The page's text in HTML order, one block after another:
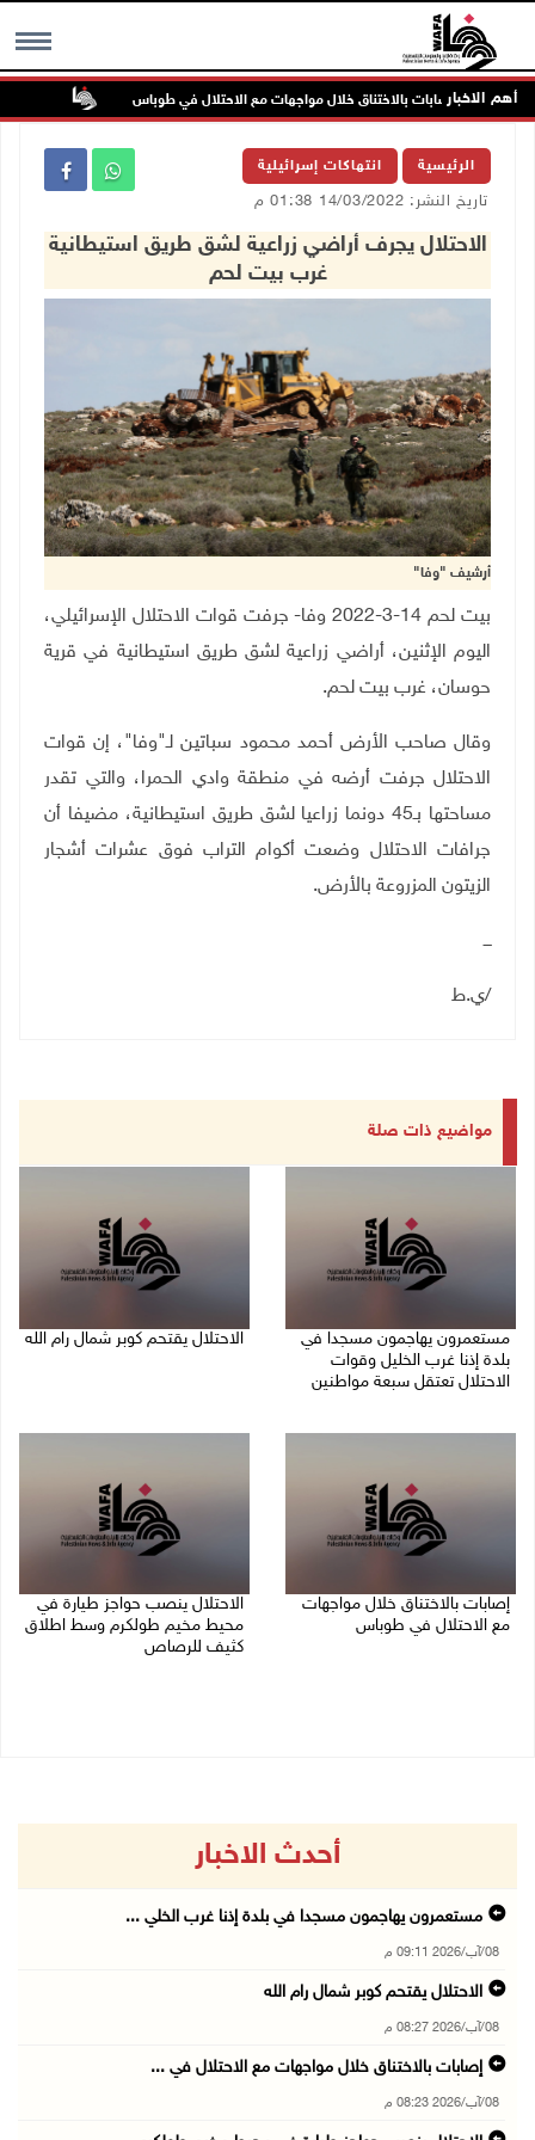
MENU أهم الاخبارإصابات بالاختناق خلال مواجهات مع الاحتلال في طوباس
الرئيسية انتهاكات إسرائيلية
تاريخ النشر: 14/03/2022 01:38 م
الاحتلال يجرف أراضي زراعية لشق طريق استيطانية
غرب بيت لحم
أرشيف "وفا"
بيت لحم 14-3-2022 وفا- جرفت قوات الاحتلال الإسرائيلي،
اليوم الإثنين، أراضي زراعية لشق طريق استيطانية في قرية
حوسان، غرب بيت لحم.
وقال صاحب الأرض أحمد محمود سباتين لـ"وفا"، إن قوات
الاحتلال جرفت أرضه في منطقة وادي الحمرا، والتي تقدر
مساحتها بـ45 دونما زراعيا لشق طريق استيطانية، مضيفا أن
جرافات الاحتلال وضعت أكوام التراب فوق عشرات أشجار
الزيتون المزروعة بالأرض.
ـــ
/ي.ط
مواضيع ذات صلة
مستعمرون يهاجمون مسجدا في
بلدة إذنا غرب الخليل وقوات
الاحتلال تعتقل سبعة مواطنين
الاحتلال يقتحم كوبر شمال رام الله
إصابات بالاختناق خلال مواجهات
مع الاحتلال في طوباس
الاحتلال ينصب حواجز طيارة في
محيط مخيم طولكرم وسط اطلاق
كثيف للرصاص
أحدث الاخبار
مستعمرون يهاجمون مسجدا في بلدة إذنا غرب الخلي ...
08/آب/2026 09:11 م
الاحتلال يقتحم كوبر شمال رام الله
08/آب/2026 08:27 م
إصابات بالاختناق خلال مواجهات مع الاحتلال في ...
08/آب/2026 08:23 م